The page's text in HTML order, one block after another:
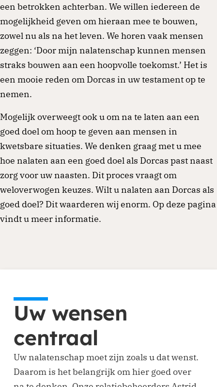
een betrokken achterban. We willen iedereen de
mogelijkheid geven om hieraan mee te bouwen,
zowel nu als na het leven. We horen vaak mensen
zeggen: ‘Door mijn nalatenschap kunnen mensen
straks bouwen aan een hoopvolle toekomst.’ Het is
een mooie reden om Dorcas in uw testament op te
nemen.
Mogelijk overweegt ook u om na te laten aan een
goed doel om hoop te geven aan mensen in
kwetsbare situaties. We denken graag met u mee
hoe nalaten aan een goed doel als Dorcas past naast
zorg voor uw naasten. Dit proces vraagt om
weloverwogen keuzes. Wilt u nalaten aan Dorcas als
goed doel? Dit waarderen wij enorm. Op deze pagina
vindt u meer informatie.
Uw wensen
centraal
Uw nalatenschap moet zijn zoals u dat wenst.
Daarom is het belangrijk om hier goed over